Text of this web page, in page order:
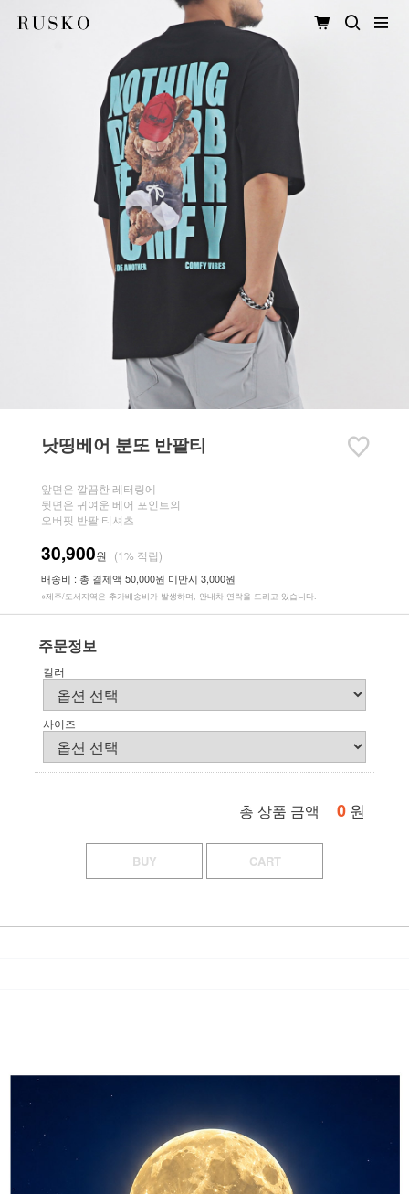
낫띵베어 분또 반팔티
앞면은 깔끔한 레터링에
뒷면은 귀여운 베어 포인트의
오버핏 반팔 티셔츠
30,900원 (1% 적립)
배송비 : 총 결제액 50,000원 미만시 3,000원
※제주/도서지역은 추가배송비가 발생하며, 안내차 연락을 드리고 있습니다.
주문정보
컬러
사이즈
총 상품 금액 0 원
BUY CART